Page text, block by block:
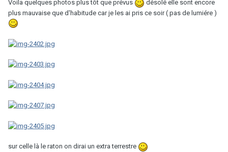
Voila quelques photos plus tôt que prévus
désolé elle sont encore
plus mauvaise que d'habitude car je les ai pris ce soir ( pas de lumiére )
sur celle là le raton on dirai un extra terrestre